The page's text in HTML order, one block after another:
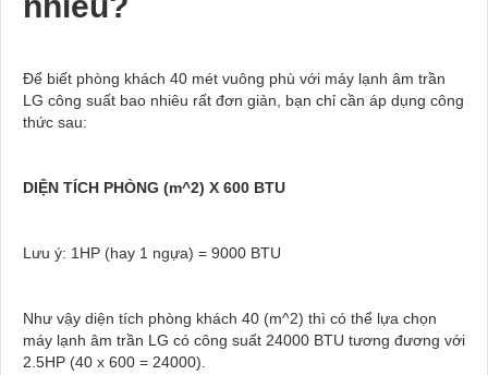
Để biết phòng khách 40 mét vuông phù với máy lạnh âm trần
LG công suất bao nhiêu rất đơn giản, bạn chỉ cần áp dụng công
thức sau:
DIỆN TÍCH PHÒNG (m^2) X 600 BTU
Lưu ý: 1HP (hay 1 ngựa) = 9000 BTU
Như vậy diện tích phòng khách 40 (m^2) thì có thể lựa chọn
máy lạnh âm trần LG có công suất 24000 BTU tương đương với
2.5HP (40 x 600 = 24000).